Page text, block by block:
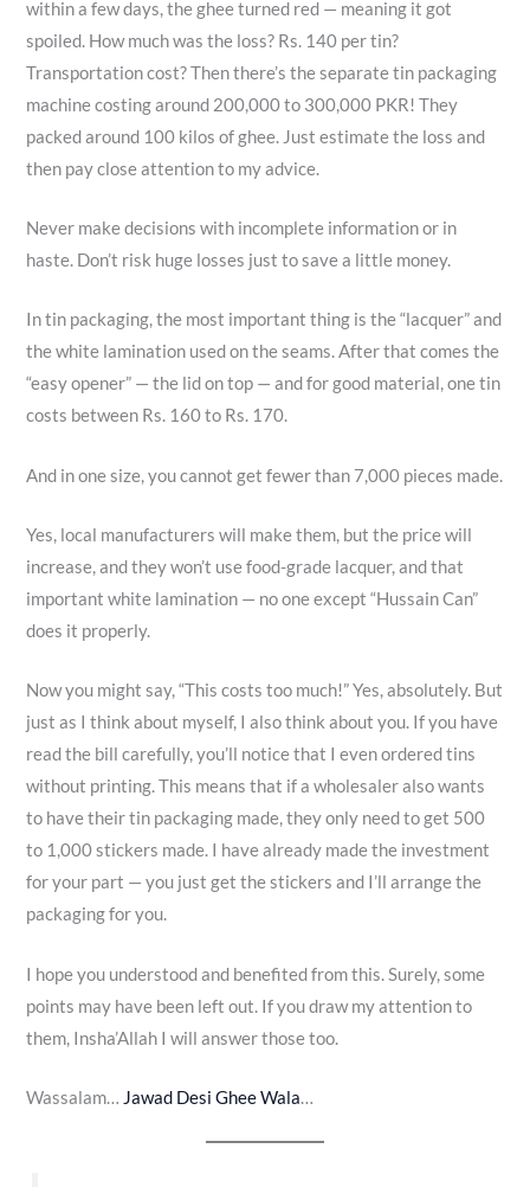
within a few days, the ghee turned red — meaning it got
spoiled. How much was the loss? Rs. 140 per tin?
Transportation cost? Then there’s the separate tin packaging
machine costing around 200,000 to 300,000 PKR! They
packed around 100 kilos of ghee. Just estimate the loss and
then pay close attention to my advice.
Never make decisions with incomplete information or in
haste. Don’t risk huge losses just to save a little money.
In tin packaging, the most important thing is the “lacquer” and
the white lamination used on the seams. After that comes the
“easy opener” — the lid on top — and for good material, one tin
costs between Rs. 160 to Rs. 170.
And in one size, you cannot get fewer than 7,000 pieces made.
Yes, local manufacturers will make them, but the price will
increase, and they won’t use food-grade lacquer, and that
important white lamination — no one except “Hussain Can”
does it properly.
Now you might say, “This costs too much!” Yes, absolutely. But
just as I think about myself, I also think about you. If you have
read the bill carefully, you’ll notice that I even ordered tins
without printing. This means that if a wholesaler also wants
to have their tin packaging made, they only need to get 500
to 1,000 stickers made. I have already made the investment
for your part — you just get the stickers and I’ll arrange the
packaging for you.
I hope you understood and benefited from this. Surely, some
points may have been left out. If you draw my attention to
them, Insha’Allah I will answer those too.
Wassalam… Jawad Desi Ghee Wala…